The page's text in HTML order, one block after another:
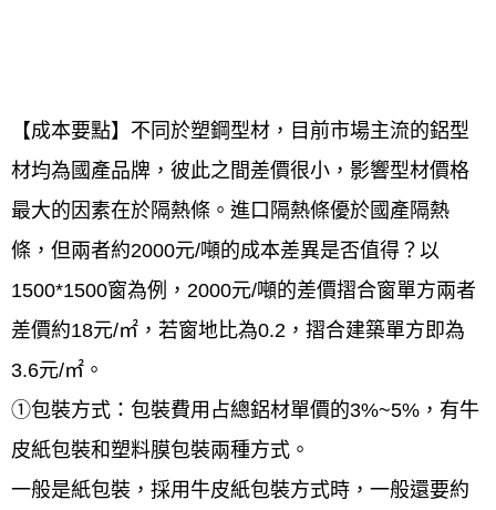
【成本要點】不同於塑鋼型材，目前市場主流的鋁型
材均為國產品牌，彼此之間差價很小，影響型材價格
最大的因素在於隔熱條。進口隔熱條優於國產隔熱
條，但兩者約2000元/噸的成本差異是否值得？以
1500*1500窗為例，2000元/噸的差價摺合窗單方兩者
差價約18元/㎡，若窗地比為0.2，摺合建築單方即為
3.6元/㎡。
①包裝方式：包裝費用占總鋁材單價的3%~5%，有牛
皮紙包裝和塑料膜包裝兩種方式。
一般是紙包裝，採用牛皮紙包裝方式時，一般還要約